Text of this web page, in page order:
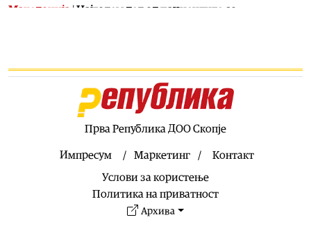
Македонија |Најголем дел од пациентите сo
запалена трева при сечење со брусилица
Нуклеарката Кршко во Словенија го намалува
производството за 20% поради нискиот водостој на
05.08.2026
Клековски: Приоритет се нови
вработувања и проширување на Позитивната листа со
Прва Република ДОО Скопје
Импресум Маркетинг
Контакт
Услови за користење
Политика на приватност
Архива